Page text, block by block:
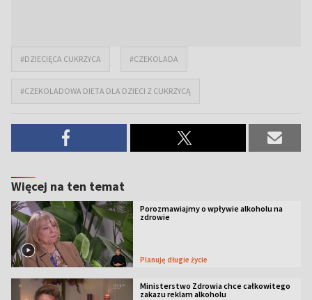
#DZIECIĘCA CUKRZYCA #CZEKOLADA
#CZEKOLADOWA DIETA DLA DZIECI Z CUKRZYCĄ
Więcej na ten temat
Porozmawiajmy o wpływie alkoholu na
zdrowie
Planuję długie życie
Ministerstwo Zdrowia chce całkowitego
zakazu reklam alkoholu